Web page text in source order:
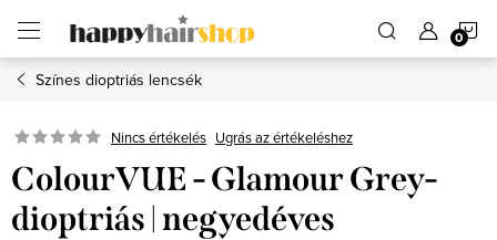
fő
tartalomhoz
Színes dioptriás lencsék
Nincs értékelés Ugrás az értékeléshez
ColourVUE - Glamour Grey-
dioptriás | negyedéves